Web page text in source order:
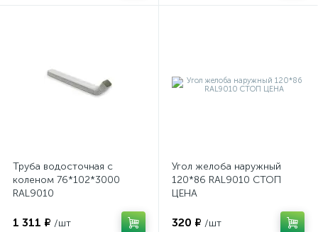
Труба водосточная с
коленом 76*102*3000
RAL9010
1 311 ₽ /шт
Угол желоба наружный
120*86 RAL9010 СТОП
ЦЕНА
320 ₽ /шт